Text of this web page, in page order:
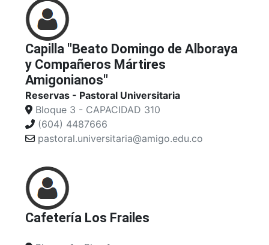
Capilla "Beato Domingo de Alboraya
y Compañeros Mártires
Amigonianos"
Reservas - Pastoral Universitaria
Bloque 3 - CAPACIDAD 310
(604) 4487666
pastoral.universitaria@amigo.edu.co
Cafetería Los Frailes